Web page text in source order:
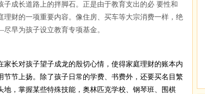
成长道路上的拌脚石。正是由于教育支出的必 要性和
财的一项重要内容。像住房、买车等大宗消费一样，绝
早为孩子设立教育专项基金。
长对孩子望子成龙的殷切心情，使得家庭理财的账本内
节上扬。除了孩子日常的学费、书费外，还要买名目繁
地，掌握某些特殊技能，奥林匹克学校、钢琴班、围棋